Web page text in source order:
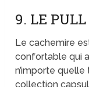
9. LE
Le cachemire
confortable qui
n’importe
collection